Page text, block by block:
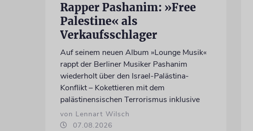
Rapper Pashanim: »Free
Palestine« als
Verkaufsschlager
Auf seinem neuen Album »Lounge Musik«
rappt der Berliner Musiker Pashanim
wiederholt über den Israel-Palästina-
Konflikt – Kokettieren mit dem
palästinensischen Terrorismus inklusive
von Lennart Wilsch
07.08.2026